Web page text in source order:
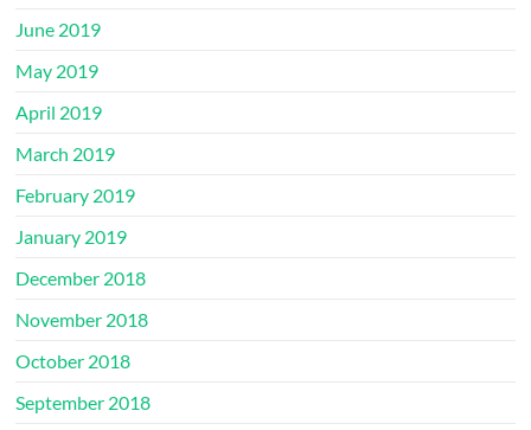
June 2019
May 2019
April 2019
March 2019
February 2019
January 2019
December 2018
November 2018
October 2018
September 2018